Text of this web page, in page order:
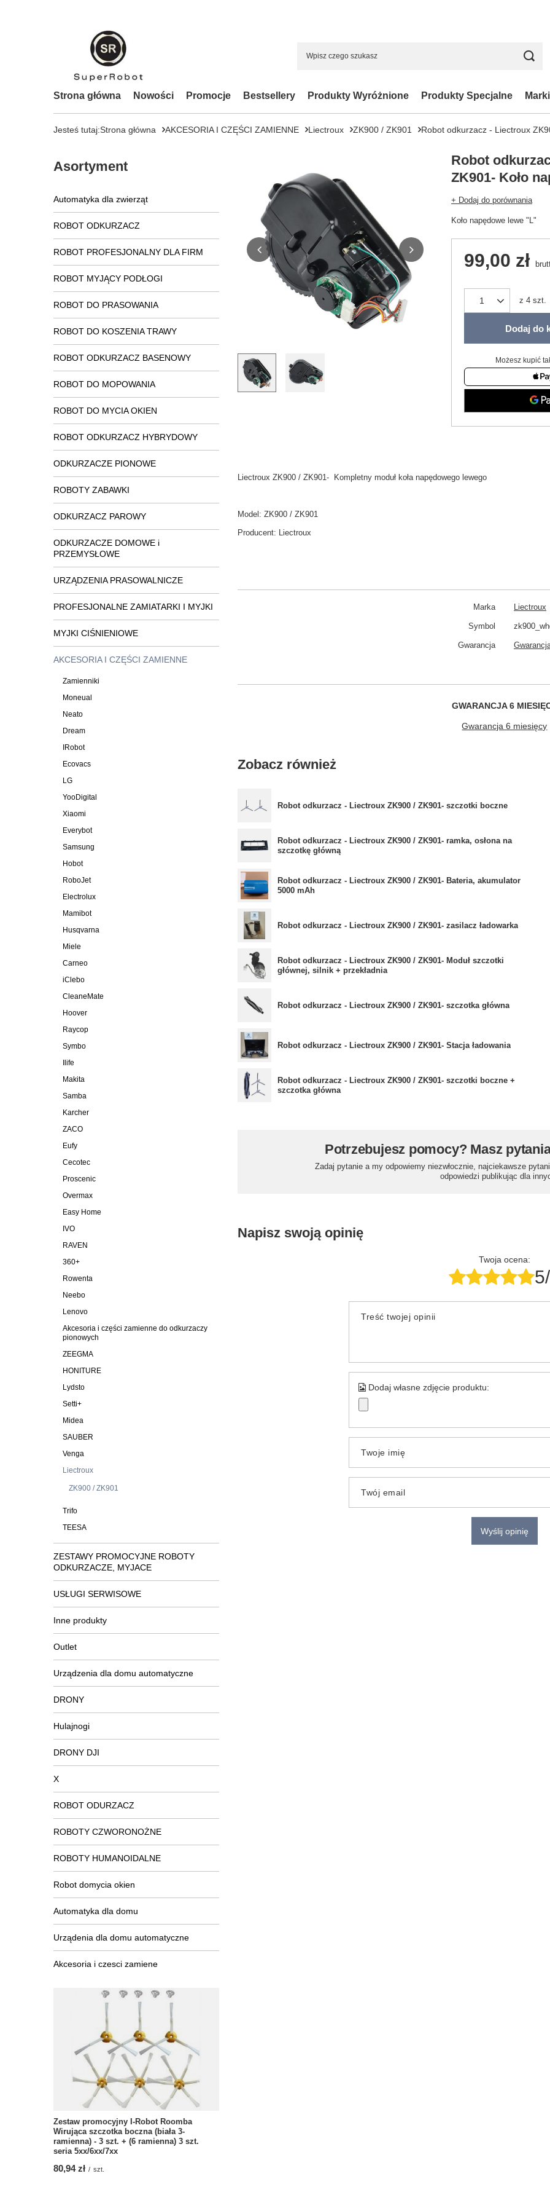
Strona główna Nowości Promocje Bestsellery Produkty Wyróżnione Produkty Specjalne Marki
Jesteś tutaj:Strona główna AKCESORIA I CZĘŚCI ZAMIENNE Liectroux ZK900 / ZK901 Robot odkurzacz - Liectroux
Asortyment
Automatyka dla zwierząt
ROBOT ODKURZACZ
ROBOT PROFESJONALNY DLA FIRM
ROBOT MYJĄCY PODŁOGI
ROBOT DO PRASOWANIA
ROBOT DO KOSZENIA TRAWY
ROBOT ODKURZACZ BASENOWY
ROBOT DO MOPOWANIA
ROBOT DO MYCIA OKIEN
ROBOT ODKURZACZ HYBRYDOWY
ODKURZACZE PIONOWE
ROBOTY ZABAWKI
ODKURZACZ PAROWY
ODKURZACZE DOMOWE i
PRZEMYSŁOWE
URZĄDZENIA PRASOWALNICZE
PROFESJONALNE ZAMIATARKI I MYJKI
MYJKI CIŚNIENIOWE
AKCESORIA I CZĘŚCI ZAMIENNE
Zamienniki
Moneual
Neato
Dream
IRobot
Ecovacs
LG
YooDigital
Xiaomi
Everybot
Samsung
Hobot
RoboJet
Electrolux
Mamibot
Husqvarna
Miele
Carneo
iClebo
CleaneMate
Hoover
Raycop
Symbo
Ilife
Makita
Samba
Karcher
ZACO
Eufy
Cecotec
Proscenic
Overmax
Easy Home
IVO
RAVEN
360+
Rowenta
Neebo
Lenovo
Akcesoria i części zamienne do odkurzaczy
pionowych
ZEEGMA
HONITURE
Lydsto
Setti+
Midea
SAUBER
Venga
Liectroux
ZK900 / ZK901
Trifo
TEESA
ZESTAWY PROMOCYJNE ROBOTY
ODKURZACZE, MYJACE
USŁUGI SERWISOWE
Inne produkty
Outlet
Urządzenia dla domu automatyczne
DRONY
Hulajnogi
DRONY DJI
X
ROBOT ODURZACZ
ROBOTY CZWORONOŻNE
ROBOTY HUMANOIDALNE
Robot domycia okien
Automatyka dla domu
Urządenia dla domu automatyczne
Akcesoria i czesci zamiene
Zestaw promocyjny I-Robot Roomba
Wirująca szczotka boczna (biała 3-
ramienna) - 3 szt. + (6 ramienna) 3 szt.
seria 5xx/6xx/7xx
80,94 zł / szt.
Robot
ZK901- Koło
+ Dodaj do porównania
Koło napędowe lewe "L"
99,00 zł
z 4 szt.
Dodaj do
Możesz kupić
Liectroux ZK900 / ZK901- Kompletny moduł koła napędowego lewego
Model: ZK900 / ZK901
Producent: Liectroux
Marka Liectroux
Symbol
Gwarancja
GWARANCJA 6
Gwarancja 6 miesięcy
Zobacz również
Robot odkurzacz - Liectroux ZK900 / ZK901- szczotki boczne
Robot odkurzacz - Liectroux ZK900 / ZK901- ramka, osłona na
szczotkę główną
Robot odkurzacz - Liectroux ZK900 / ZK901- Bateria, akumulator
5000 mAh
Robot odkurzacz - Liectroux ZK900 / ZK901- zasilacz ładowarka
Robot odkurzacz - Liectroux ZK900 / ZK901- Moduł szczotki
głównej, silnik + przekładnia
Robot odkurzacz - Liectroux ZK900 / ZK901- szczotka główna
Robot odkurzacz - Liectroux ZK900 / ZK901- Stacja ładowania
Robot odkurzacz - Liectroux ZK900 / ZK901- szczotki boczne +
szczotka główna
Potrzebujesz pomocy? Masz
Zadaj pytanie a my odpowiemy niezwłocznie, najciekawsze
odpowiedzi publikując dla
Napisz swoją opinię
Twoja ocena:
Treść twojej opinii
Dodaj własne zdjęcie produktu:
Twoje imię
Twój email
Wyślij opinię